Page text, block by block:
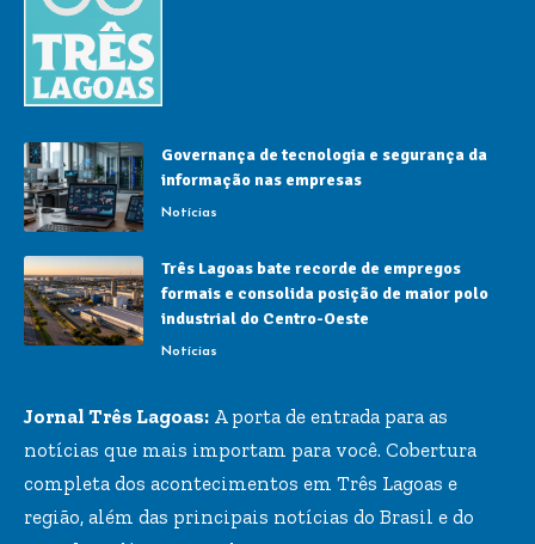
Governança de tecnologia e segurança da
informação nas empresas
Notícias
Três Lagoas bate recorde de empregos
formais e consolida posição de maior polo
industrial do Centro-Oeste
Notícias
Jornal Três Lagoas: A porta de entrada para as
notícias que mais importam para você. Cobertura
completa dos acontecimentos em Três Lagoas e
região, além das principais notícias do Brasil e do